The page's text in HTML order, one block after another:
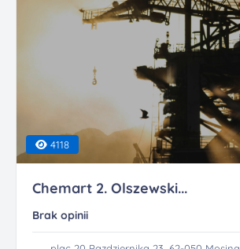
4118
Chemart 2. Olszewski...
Brak opinii